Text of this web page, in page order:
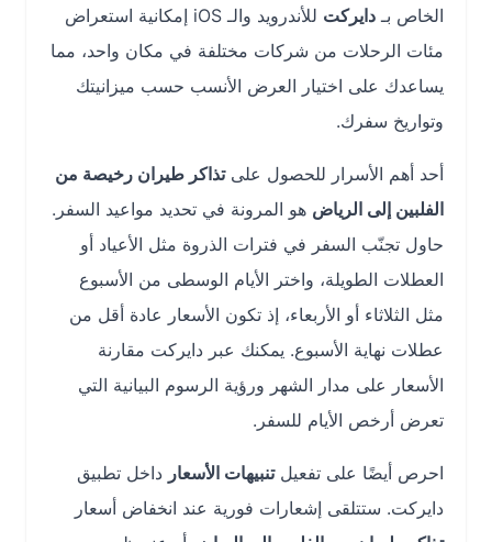
الخاص بـدايركت
للأندرويد والـ iOS إمكانية استعراض
مئات الرحلات من شركات مختلفة في مكان واحد، مما
يساعدك على اختيار العرض الأنسب حسب ميزانيتك
وتواريخ سفرك.
أحد أهم الأسرار للحصول علىتذاكر طيران رخيصة من
الفلبين إلى الرياضهو المرونة في تحديد مواعيد السفر.
حاول تجنّب السفر في فترات الذروة مثل الأعياد أو
العطلات الطويلة، واختر الأيام الوسطى من الأسبوع
مثل الثلاثاء أو الأربعاء، إذ تكون الأسعار عادة أقل من
عطلات نهاية الأسبوع. يمكنك عبر دايركت مقارنة
الأسعار على مدار الشهر ورؤية الرسوم البيانية التي
تعرض أرخص الأيام للسفر.
احرص أيضًا على تفعيلتنبيهات الأسعارداخل تطبيق
دايركت. ستتلقى إشعارات فورية عند انخفاض أسعار